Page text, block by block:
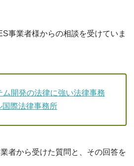
事業者様からの相談を受けていま
ム開発の法律に強い法律事務
際法律事務所
者から受けた質問と、その回答を